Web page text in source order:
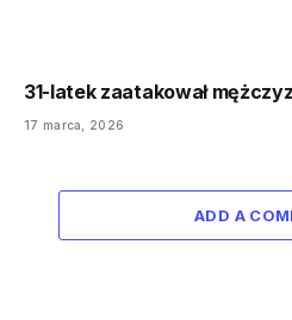
31-latek zaatakował
17 marca, 2026
ADD A